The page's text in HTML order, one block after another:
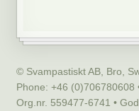
© Svampastiskt AB, Bro,
Phone: +46 (0)706780608
Org.nr. 559477-6741 •